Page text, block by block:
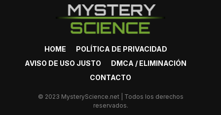
HOME
POLÍTICA DE PRIVACIDAD
AVISO DE USO JUSTO
DMCA / ELIMINACIÓN
CONTACTO
© 2023 MysteryScience.net | Todos los derechos
reservados.